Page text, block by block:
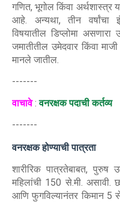
गणित, भूगोल किंवा अर्थशास्त्र
आहे. अन्यथा, तीन वर्षांचा
विषयातील डिप्लोमा असणारा
जमातीतील उमेदवार किंवा
मानले जातील.
-------
वाचावे:वनरक्षक पदाची कर्तव्य
-------
वनरक्षक होण्याची पात्रता
शारीरिक पात्रतेबाबत, पुरुष
महिलांची 150 से.मी. असावी.
आणि फुगविल्यानंतर किमान 5